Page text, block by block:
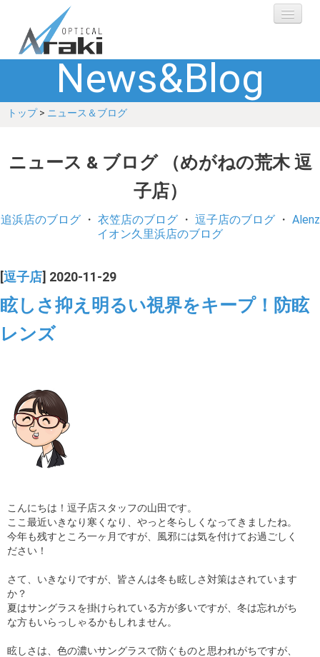
選ばれる理由
ブランド
ショップ
お客さまの声
ギャラリー
ブログ
採用
News&Blog
トップ> ニュース＆ブログ
ニュース & ブログ （めがねの荒木 逗
子店）
追浜店のブログ・ 衣笠店のブログ・ 逗子店のブログ・ Alenz
イオン久里浜店のブログ
逗子店 ] 2020-11-29
眩しさ抑え明るい視界をキープ！防眩
レンズ
こんにちは！逗子店スタッフの山田です。
ここ最近いきなり寒くなり、やっと冬らしくなってきましたね。
今年も残すところ一ヶ月ですが、風邪には気を付けてお過ごしく
ださい！
さて、いきなりですが、皆さんは冬も眩しさ対策はされています
か？
夏はサングラスを掛けられている方が多いですが、冬は忘れがち
な方もいらっしゃるかもしれません。
眩しさは、色の濃いサングラスで防ぐものと思われがちですが、